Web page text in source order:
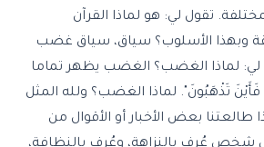
تقول لي: هو لماذا القرآن
وبهذا الأسلوب؟ سياق، سياق غضب
لي: لماذا الغضب؟ الغضب يظهر تماما
فَأَيْنَ تَذْهَبُونَ ". لماذا الغضب؟ ولله المثل
طالعتنا بعض الأخبار أو الأقوال من